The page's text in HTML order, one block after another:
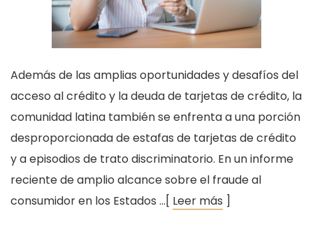
Además de las amplias oportunidades y desafíos del
acceso al crédito y la deuda de tarjetas de crédito, la
comunidad latina también se enfrenta a una porción
desproporcionada de estafas de tarjetas de crédito
y a episodios de trato discriminatorio. En un informe
reciente de amplio alcance sobre el fraude al
consumidor en los Estados …[ Leer más ]